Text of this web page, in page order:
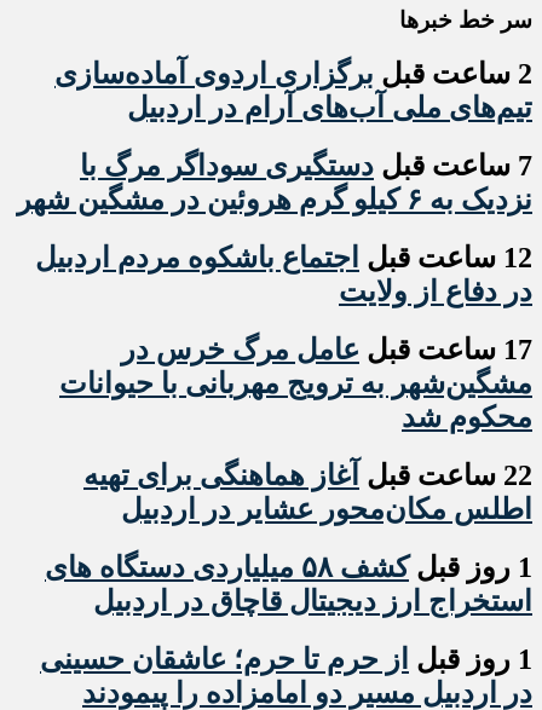
سر خط خبرها
2 ساعت قبل
برگزاری اردوی آماده‌سازی
تیم‌های ملی آب‌های آرام در اردبیل
7 ساعت قبل
دستگیری سوداگر مرگ با
نزدیک به ۶ کیلو گرم هروئین در مشگین شهر
12 ساعت قبل
اجتماع باشکوه مردم اردبیل
در دفاع از ولایت
17 ساعت قبل
عامل مرگ خرس در
مشگین‌شهر به ترویج مهربانی با حیوانات
محکوم شد
22 ساعت قبل
آغاز هماهنگی برای تهیه
اطلس مکان‌محور عشایر در اردبیل
1 روز قبل
کشف ۵۸ میلیاردی دستگاه های
استخراج ارز دیجیتال قاچاق در اردبیل
1 روز قبل
از حرم تا حرم؛ عاشقان حسینی
در اردبیل مسیر دو امامزاده را پیمودند